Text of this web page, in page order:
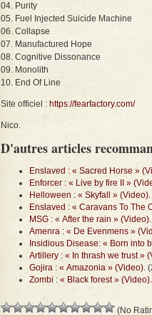
04. Purity
05. Fuel Injected Suicide Machine
06. Collapse
07. Manufactured Hope
08. Cognitive Dissonance
09. Monolith
10. End Of Line
Site officiel : https://fearfactory.com/
Nico.
D'autres articles
Enslaved : « Sacred Horse »
Enforcer : « Live by fire II »
Helloween : « Skyfall » (Video).
Enslaved : « Caravans To The
MSG : « After the rain » (Video).
Amenra : « De Evenmens »
Insidious Disease: « Born into
Artillery : « In thrash we trust »
Gojira : « Amazonia » (Video).
Zombi : « Black forest » (Video).
(No